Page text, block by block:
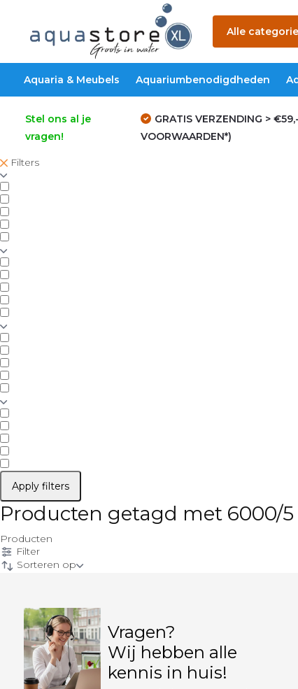
Alle
Aquaria & Meubels Aquariumbenodigdheden
Stel ons al je
vragen!
GRATIS VERZENDING >
VOORWAARDEN*)
Filters
Apply filters
Producten getagd met 6000/5
Producten
Filter
Sorteren op
Vragen?
Wij hebben alle
kennis in huis!